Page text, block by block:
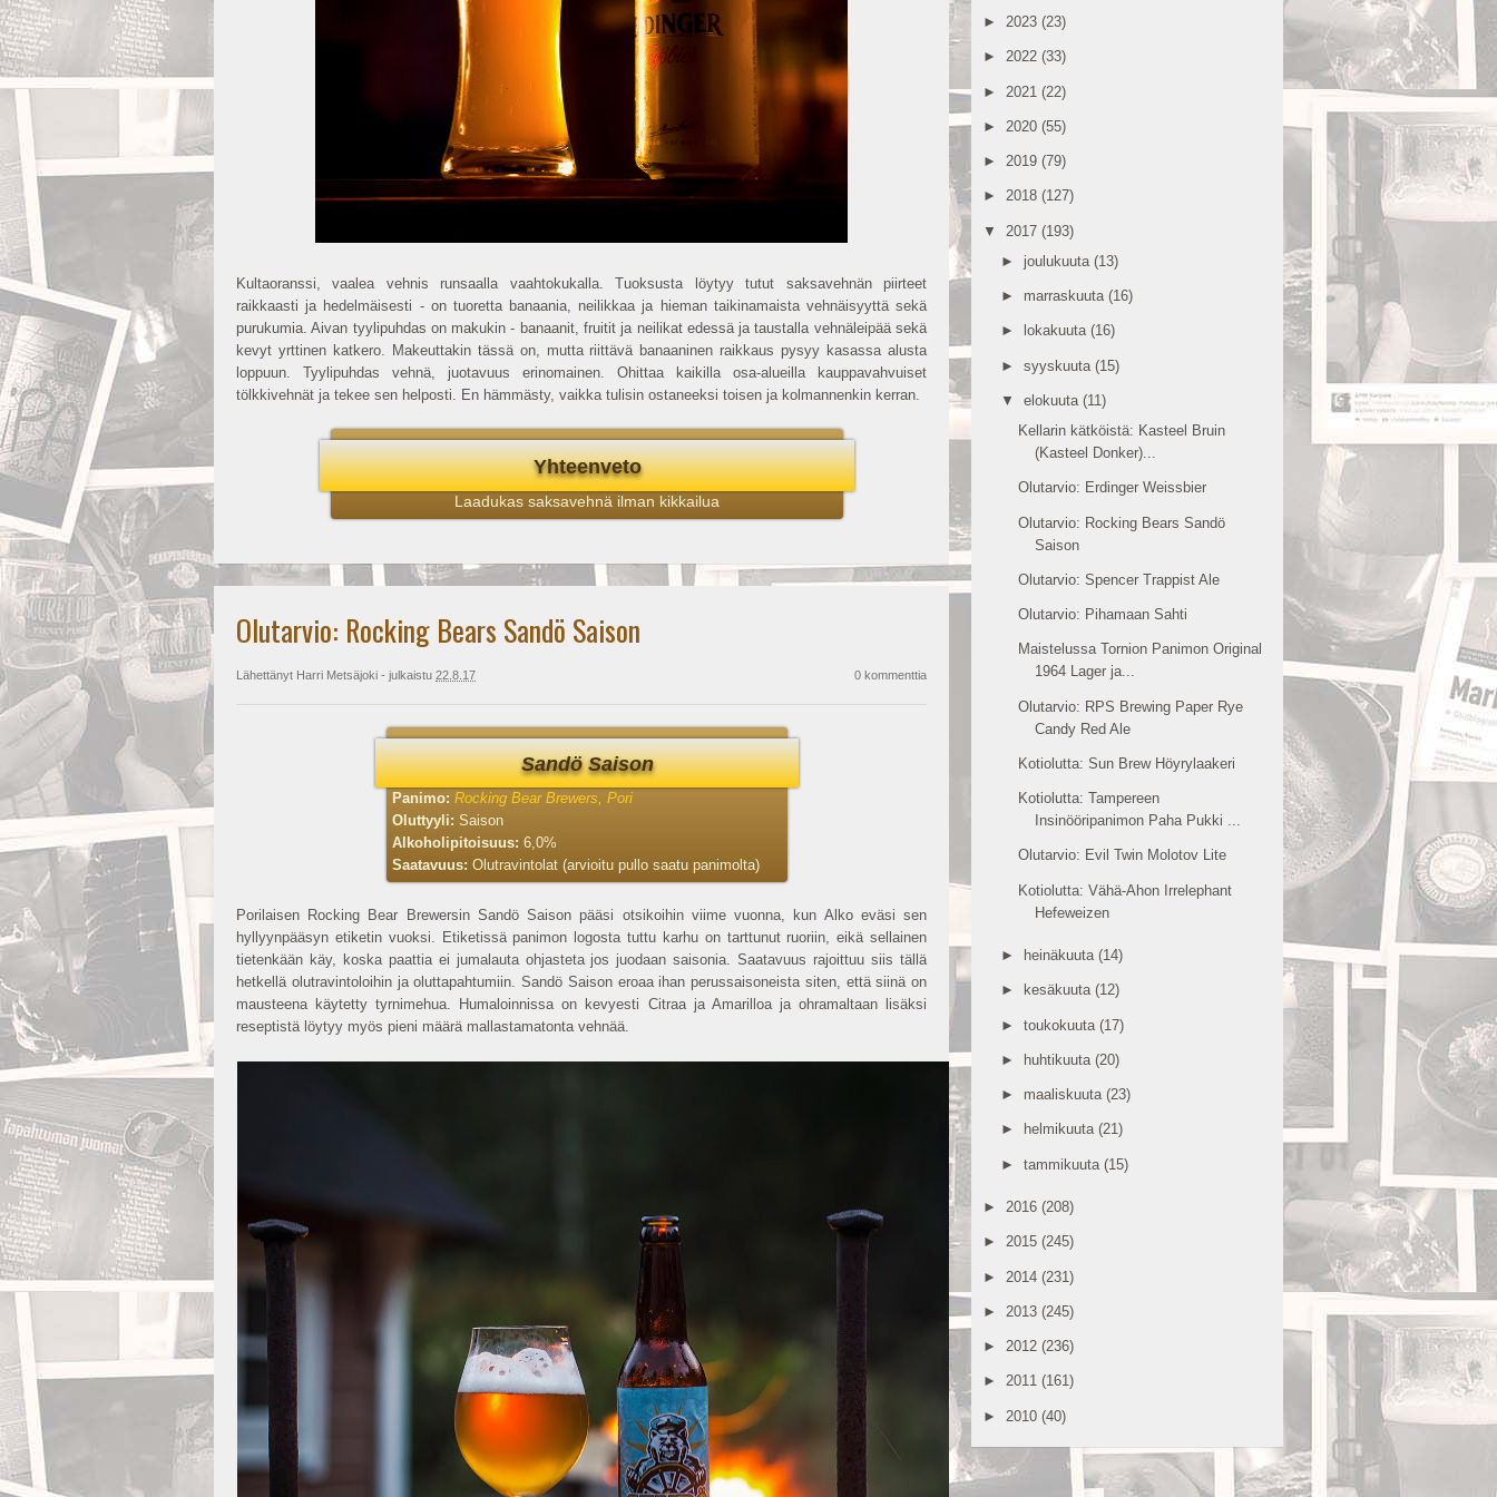
Kultaoranssi, vaalea vehnis runsaalla vaahtokukalla. Tuoksusta löytyy tutut saksavehnän piirteet
raikkaasti ja hedelmäisesti - on tuoretta banaania, neilikkaa ja hieman taikinamaista vehnäisyyttä sekä
purukumia. Aivan tyylipuhdas on makukin - banaanit, fruitit ja neilikat edessä ja taustalla vehnäleipää sekä
kevyt yrttinen katkero. Makeuttakin tässä on, mutta riittävä banaaninen raikkaus pysyy kasassa alusta
loppuun. Tyylipuhdas vehnä, juotavuus erinomainen. Ohittaa kaikilla osa-alueilla kauppavahvuiset
tölkkivehnät ja tekee sen helposti. En hämmästy, vaikka tulisin ostaneeksi toisen ja kolmannenkin kerran.
Yhteenveto
Laadukas saksavehnä ilman kikkailua
Olutarvio: Rocking Bears Sandö Saison
Lähettänyt Harri Metsäjoki - julkaistu 22.8.17 0 kommenttia
Sandö Saison
Panimo: Rocking Bear Brewers, Pori
Oluttyyli: Saison
Alkoholipitoisuus: 6,0%
Saatavuus: Olutravintolat (arvioitu pullo saatu panimolta)
Porilaisen Rocking Bear Brewersin Sandö Saison pääsi otsikoihin viime vuonna, kun Alko eväsi sen
hyllyynpääsyn etiketin vuoksi. Etiketissä panimon logosta tuttu karhu on tarttunut ruoriin, eikä sellainen
tietenkään käy, koska paattia ei jumalauta ohjasteta jos juodaan saisonia. Saatavuus rajoittuu siis tällä
hetkellä olutravintoloihin ja oluttapahtumiin. Sandö Saison eroaa ihan perussaisoneista siten, että siinä on
mausteena käytetty tyrnimehua. Humaloinnissa on kevyesti Citraa ja Amarilloa ja ohramaltaan lisäksi
reseptistä löytyy myös pieni määrä mallastamatonta vehnää.
► 2023 (23)
► 2022 (33)
► 2021 (22)
► 2020 (55)
► 2019 (79)
► 2018 (127)
▼ 2017 (193)
► joulukuuta (13)
► marraskuuta (16)
► lokakuuta (16)
► syyskuuta (15)
▼ elokuuta (11)
Kellarin kätköistä: Kasteel Bruin
(Kasteel Donker)...
Olutarvio: Erdinger Weissbier
Olutarvio: Rocking Bears Sandö
Saison
Olutarvio: Spencer Trappist Ale
Olutarvio: Pihamaan Sahti
Maistelussa Tornion Panimon Original
1964 Lager ja...
Olutarvio: RPS Brewing Paper Rye
Candy Red Ale
Kotiolutta: Sun Brew Höyrylaakeri
Kotiolutta: Tampereen
Insinööripanimon Paha Pukki ...
Olutarvio: Evil Twin Molotov Lite
Kotiolutta: Vähä-Ahon Irrelephant
Hefeweizen
► heinäkuuta (14)
► kesäkuuta (12)
► toukokuuta (17)
► huhtikuuta (20)
► maaliskuuta (23)
► helmikuuta (21)
► tammikuuta (15)
► 2016 (208)
► 2015 (245)
► 2014 (231)
► 2013 (245)
► 2012 (236)
► 2011 (161)
► 2010 (40)